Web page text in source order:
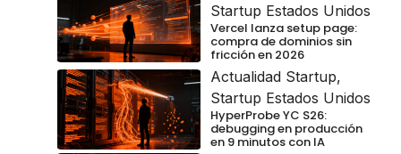
Startup Estados Unidos
Vercel lanza setup page:
compra de dominios sin
fricción en 2026
Actualidad Startup,
Startup Estados Unidos
HyperProbe YC S26:
debugging en producción
en 9 minutos con IA